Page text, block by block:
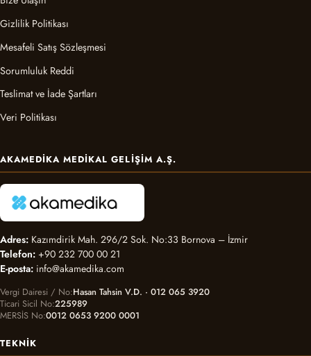
Gizlilik Politikası
Mesafeli Satış Sözleşmesi
Sorumluluk Reddi
Teslimat ve İade Şartları
Veri Politikası
AKAMEDIKA MEDIKAL GELIŞIM A.Ş.
Adres: Kazımdirik Mah. 296/2 Sok. No:33 Bornova – İzmir
Telefon: +90 232 700 00 21
E-posta: info@akamedika.com
Vergi Dairesi / No Hasan Tahsin V.D. · 012 065 3920
Ticari Sicil No 225989
MERSİS No 0012 0653 9200 0001
TEKNIK